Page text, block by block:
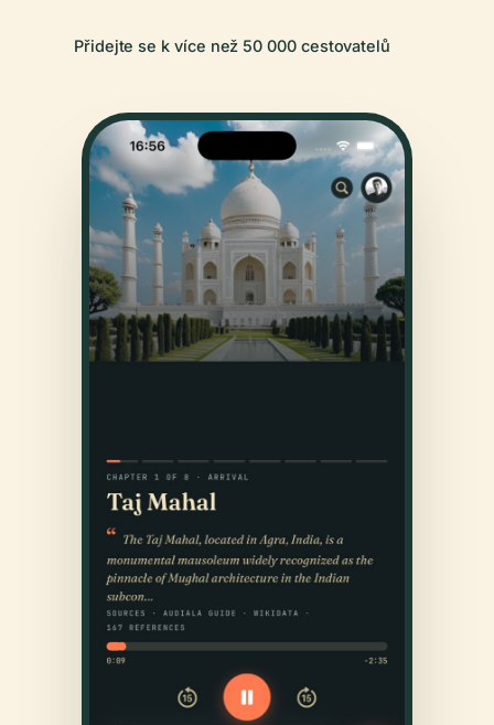
Přidejte se k více než 50 000 cestovatelů